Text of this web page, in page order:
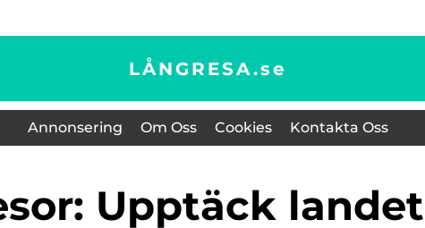
LÅNGRESA.se
Annonsering Om Oss Cookies Kontakta Oss